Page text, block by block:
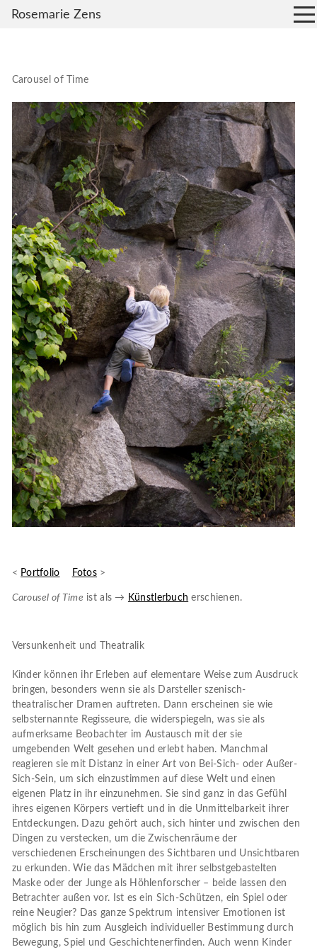
Carousel of Time
< Portfolio Fotos >
Carousel of Time ist als → Künstlerbuch erschienen.
Versunkenheit und Theatralik
Kinder können ihr Erleben auf elementare Weise zum Ausdruck
bringen, besonders wenn sie als Darsteller szenisch-
theatralischer Dramen auftreten. Dann erscheinen sie wie
selbsternannte Regisseure, die widerspiegeln, was sie als
aufmerksame Beobachter im Austausch mit der sie
umgebenden Welt gesehen und erlebt haben. Manchmal
reagieren sie mit Distanz in einer Art von Bei-Sich- oder Außer-
Sich-Sein, um sich einzustimmen auf diese Welt und einen
eigenen Platz in ihr einzunehmen. Sie sind ganz in das Gefühl
ihres eigenen Körpers vertieft und in die Unmittelbarkeit ihrer
Entdeckungen. Dazu gehört auch, sich hinter und zwischen den
Dingen zu verstecken, um die Zwischenräume der
verschiedenen Erscheinungen des Sichtbaren und Unsichtbaren
zu erkunden. Wie das Mädchen mit ihrer selbstgebastelten
Maske oder der Junge als Höhlenforscher – beide lassen den
Betrachter außen vor. Ist es ein Sich-Schützen, ein Spiel oder
reine Neugier? Das ganze Spektrum intensiver Emotionen ist
möglich bis hin zum Ausgleich individueller Bestimmung durch
Bewegung, Spiel und Geschichtenerfinden. Auch wenn Kinder
Rosemarie Zens